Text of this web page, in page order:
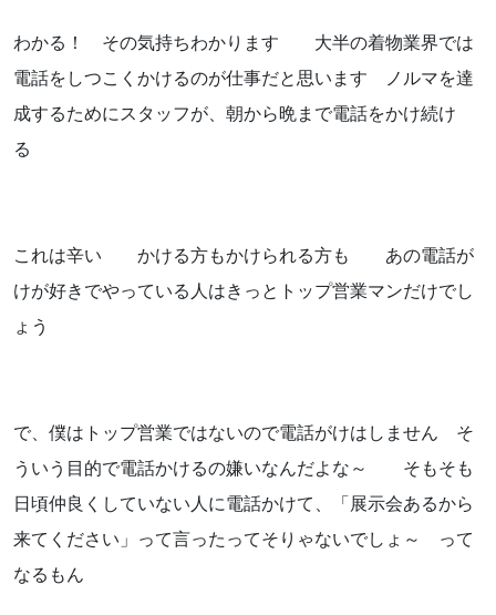
わかる！ その気持ちわかります 大半の着物業界では
電話をしつこくかけるのが仕事だと思います ノルマを達
成するためにスタッフが、朝から晩まで電話をかけ続け
る
これは辛い かける方もかけられる方も あの電話が
けが好きでやっている人はきっとトップ営業マンだけでし
ょう
で、僕はトップ営業ではないので電話がけはしません そ
ういう目的で電話かけるの嫌いなんだよな～ そもそも
日頃仲良くしていない人に電話かけて、「展示会あるから
来てください」って言ったってそりゃないでしょ～ って
なるもん